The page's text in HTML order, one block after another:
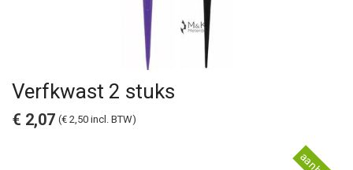
Verfkwast 2 stuks
€ 2,07 (€ 2,50 incl. BTW)